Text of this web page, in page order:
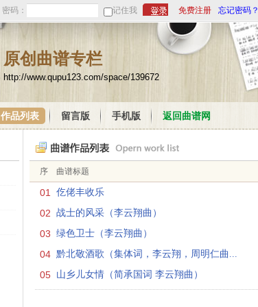
密码： 记住我 免费注册 忘记密码？
原创曲谱专栏
http://www.qupu123.com/space/139672
作品列表 留言版 手机版 返回曲谱网
序 曲谱标题
01 仡佬丰收乐
02 战士的风采（李云翔曲）
03 绿色卫士（李云翔曲）
04 黔北敬酒歌（集体词，李云翔，周明仁曲...
05 山乡儿女情（简承国词 李云翔曲）